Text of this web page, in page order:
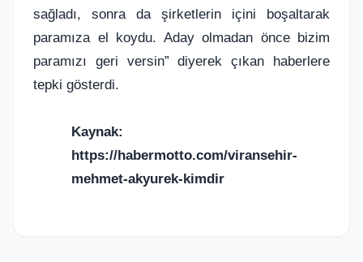
sağladı, sonra da şirketlerin içini boşaltarak
paramıza el koydu. Aday olmadan önce bizim
paramızı geri versin” diyerek çıkan haberlere
tepki gösterdi.
Kaynak:
https://habermotto.com/viransehir-
mehmet-akyurek-kimdir